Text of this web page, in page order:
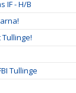
IF - H/B
Tullinge